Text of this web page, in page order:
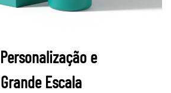
e
Escala